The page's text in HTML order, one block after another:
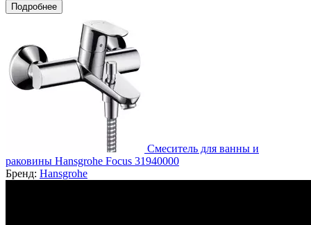
Подробнее
Смеситель для ванны и
раковины Hansgrohe Focus 31940000
Бренд: Hansgrohe